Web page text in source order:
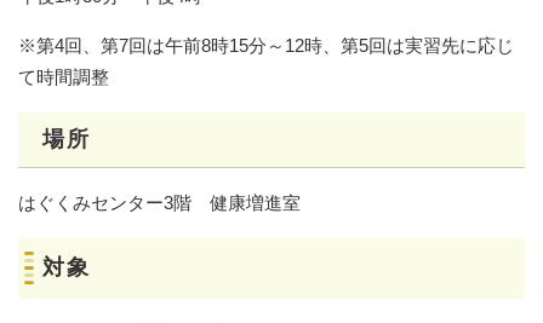
※第4回、第7回は午前8時15分～12時、第5回は実習先に応じ
て時間調整
場所
​​​​はぐくみセンター3階 健康増進室
対象